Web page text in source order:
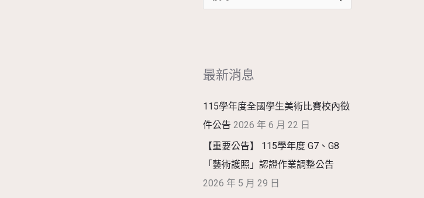
字
最新消息
115學年度全國學生美術比賽校內徵
件公告 2026 年 6 月 22 日
【重要公告】 115學年度 G7、G8
「藝術護照」認證作業調整公告
2026 年 5 月 29 日